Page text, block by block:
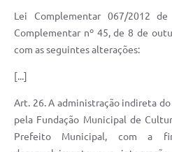
Lei Complementar 067/2012
Complementar nº 45, de 8 de
com as seguintes alterações:
[...]
Art. 26. A administração indireta
pela Fundação Municipal de
Prefeito Municipal, com a